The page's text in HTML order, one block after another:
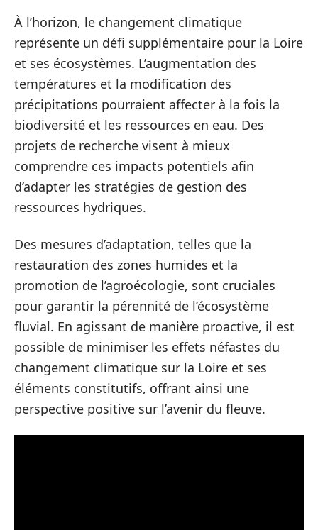
À l’horizon, le changement climatique
représente un défi supplémentaire pour la Loire
et ses écosystèmes. L’augmentation des
températures et la modification des
précipitations pourraient affecter à la fois la
biodiversité et les ressources en eau. Des
projets de recherche visent à mieux
comprendre ces impacts potentiels afin
d’adapter les stratégies de gestion des
ressources hydriques.
Des mesures d’adaptation, telles que la
restauration des zones humides et la
promotion de l’agroécologie, sont cruciales
pour garantir la pérennité de l’écosystème
fluvial. En agissant de manière proactive, il est
possible de minimiser les effets néfastes du
changement climatique sur la Loire et ses
éléments constitutifs, offrant ainsi une
perspective positive sur l’avenir du fleuve.